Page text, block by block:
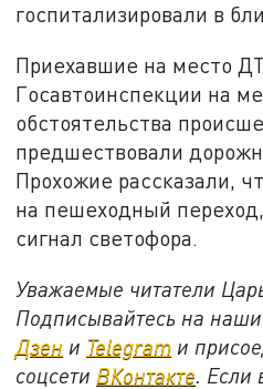
госпитализировали в
Приехавшие на место
Госавтоинспекции на
обстоятельства
предшествовали
Прохожие рассказали,
на пешеходный
сигнал светофора.
Уважаемые читатели
Подписывайтесь на
Дзен и Telegram и
соцсети ВКонтакте .